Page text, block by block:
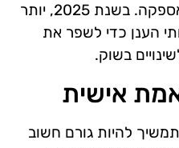
נתונים ויישומים בשרשרת האספקה. בשנת 2025, יותר
הענן כדי לשפר את
בשוק.
אישית
להיות גורם חשוב